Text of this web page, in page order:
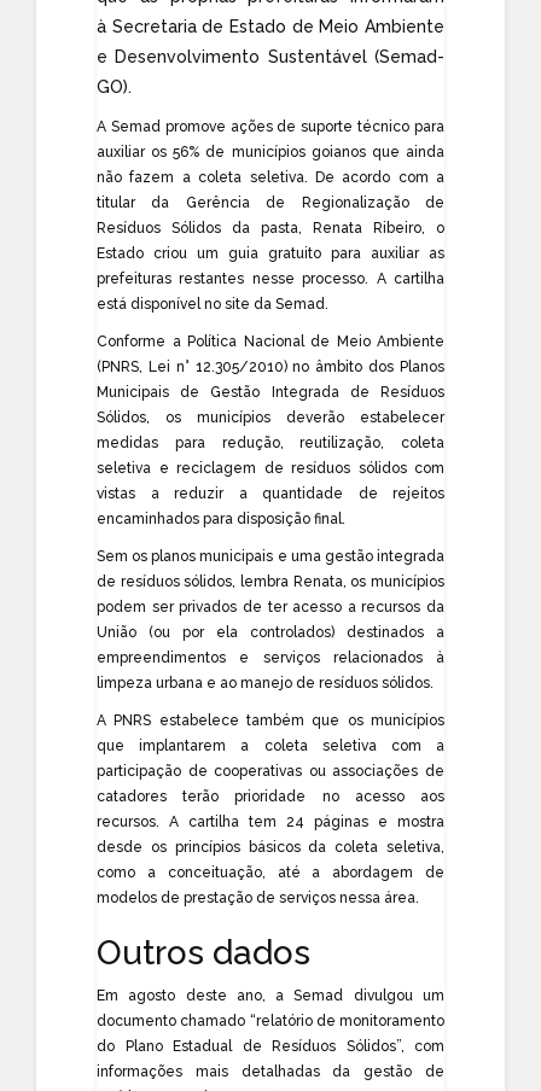
à Secretaria de Estado de Meio Ambiente
e Desenvolvimento Sustentável (Semad-
GO).
A Semad promove ações de suporte técnico para
auxiliar os 56% de municípios goianos que ainda
não fazem a coleta seletiva. De acordo com a
titular da Gerência de Regionalização de
Resíduos Sólidos da pasta, Renata Ribeiro, o
Estado criou um guia gratuito para auxiliar as
prefeituras restantes nesse processo. A cartilha
está disponível no site da Semad.
Conforme a Política Nacional de Meio Ambiente
(PNRS, Lei n° 12.305/2010) no âmbito dos Planos
Municipais de Gestão Integrada de Resíduos
Sólidos, os municípios deverão estabelecer
medidas para redução, reutilização, coleta
seletiva e reciclagem de resíduos sólidos com
vistas a reduzir a quantidade de rejeitos
encaminhados para disposição final.
Sem os planos municipais e uma gestão integrada
de resíduos sólidos, lembra Renata, os municípios
podem ser privados de ter acesso a recursos da
União (ou por ela controlados) destinados a
empreendimentos e serviços relacionados à
limpeza urbana e ao manejo de resíduos sólidos.
A PNRS estabelece também que os municípios
que implantarem a coleta seletiva com a
participação de cooperativas ou associações de
catadores terão prioridade no acesso aos
recursos. A cartilha tem 24 páginas e mostra
desde os princípios básicos da coleta seletiva,
como a conceituação, até a abordagem de
modelos de prestação de serviços nessa área.
Outros dados
Em agosto deste ano, a Semad divulgou um
documento chamado “relatório de monitoramento
do Plano Estadual de Resíduos Sólidos”, com
informações mais detalhadas da gestão de